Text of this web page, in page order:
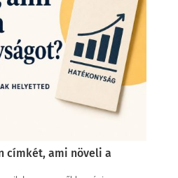
címkét, ami növeli a